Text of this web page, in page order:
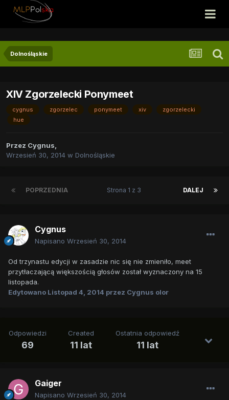
Dolnośląskie
XIV Zgorzelecki Ponymeet
cygnus zgorzelec ponymeet xiv
zgorzelecki
hue
Przez Cygnus,
Wrzesień 30, 2014 w Dolnośląskie
POPRZEDNIA DALEJ
Strona 1 z 3
Cygnus
Napisano Wrzesień 30, 2014
Od trzynastu edycji w zasadzie nic się nie zmieniło, meet
przytłaczającą większością głosów został wyznaczony na 15
listopada.
Edytowano Listopad 4, 2014 przez Cygnus olor
Odpowiedzi
69
Created
11 lat
Ostatnia odpowiedź
11 lat
Gaiger
Napisano Wrzesień 30, 2014